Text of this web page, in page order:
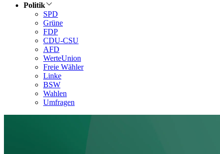
Politik
SPD
Grüne
FDP
CDU-CSU
AFD
WerteUnion
Freie Wähler
Linke
BSW
Wahlen
Umfragen